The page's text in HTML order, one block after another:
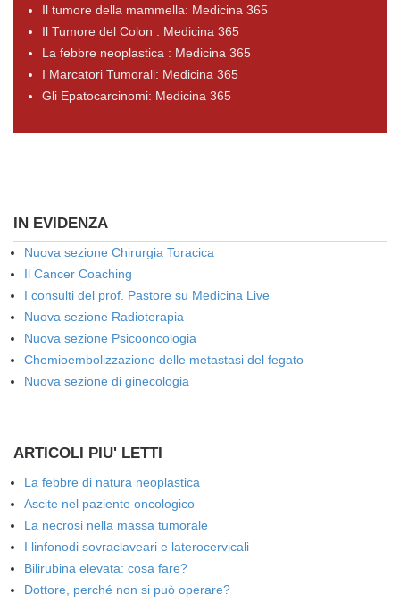
Il tumore della mammella: Medicina 365
Il Tumore del Colon : Medicina 365
La febbre neoplastica : Medicina 365
I Marcatori Tumorali: Medicina 365
Gli Epatocarcinomi: Medicina 365
IN EVIDENZA
Nuova sezione Chirurgia Toracica
Il Cancer Coaching
I consulti del prof. Pastore su Medicina Live
Nuova sezione Radioterapia
Nuova sezione Psicooncologia
Chemioembolizzazione delle metastasi del fegato
Nuova sezione di ginecologia
ARTICOLI PIU' LETTI
La febbre di natura neoplastica
Ascite nel paziente oncologico
La necrosi nella massa tumorale
I linfonodi sovraclaveari e laterocervicali
Bilirubina elevata: cosa fare?
Dottore, perché non si può operare?